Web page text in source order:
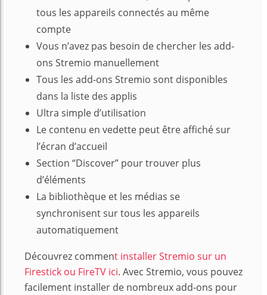
tous les appareils connectés au même
compte
Vous n’avez pas besoin de chercher les add-
ons Stremio manuellement
Tous les add-ons Stremio sont disponibles
dans la liste des applis
Ultra simple d’utilisation
Le contenu en vedette peut être affiché sur
l’écran d’accueil
Section “Discover” pour trouver plus
d’éléments
La bibliothèque et les médias se
synchronisent sur tous les appareils
automatiquement
Découvrez comment installer Stremio sur un
Firestick ou FireTV ici. Avec Stremio, vous pouvez
facilement installer de nombreux add-ons pour